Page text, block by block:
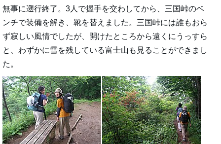
無事に遡行終了。3人で握手を交わしてから、三国峠のベ
ンチで装備を解き、靴を替えました。三国峠には誰もおら
ず寂しい風情でしたが、開けたところから遠くにうっすら
と、わずかに雪を残している富士山も見ることができまし
た。